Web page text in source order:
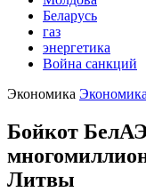
Беларусь
газ
энергетика
Война санкций
Экономика Экономика
Бойкот
Литвы